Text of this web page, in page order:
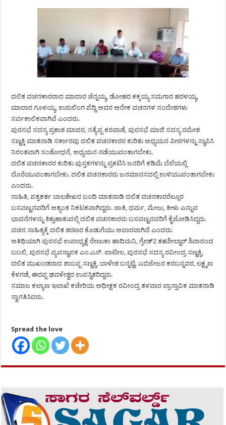
ದಲಿತ ವಚನಕಾರರಾದ ಮಾದಾರ ಚೆನ್ನಯ್ಯ, ಡೋಹರ ಕಕ್ಕಯ್ಯ ಸಮಗಾರ ಹರಳಯ್ಯ,
ಮಾದಾರ ಗೂಳಯ್ಯ, ಉರುಲಿಂಗ ಪೆದ್ದಿ ಅವರ ಅನೇಕ ವಚನಗಳ ಸಂದೇಶಗಳು
ಸರ್ವಕಾಲಿಕವಾಗಿವೆ ಎಂದರು.
ಪುರಸಭೆ ಸದಸ್ಯ ಪ್ರಕಾಶ ಮಾದರ, ಸತ್ಯೆಪ್ಪ ಕರವಾಡೆ, ಪುರಸಭೆ ಮಾಜಿ ಸದಸ್ಯ ರಮೇಶ
ಸಣ್ಣಕ್ಕಿ ಮಾತನಾಡಿ ಸರ್ಕಾರವು ದಲಿತ ವಚನಕಾರರ ಕುರಿತು ಅಧ್ಯಯನ ಪೀಠಗಳನ್ನು ಸ್ಥಾಪಿಸಿ
ನಿರಂತವಾಗಿ ಸಂಶೋಧನೆ, ಅಧ್ಯಯನ ನಡೆಯುವಂತಾಗಬೇಕು.
ದಲಿತ ವಚನಕಾರರ ಕುರಿತು ಪುಸ್ತಕಗಳನ್ನು ಪ್ರಕಟಿಸಿ ಜನರಿಗೆ ಕಡಿಮೆ ಬೆಲೆಯಲ್ಲಿ
ದೊರೆಯುವಂತಾಗಬೇಕು. ದಲಿತ ವಚನಕಾರರು ಜನಮಾನಸದಲ್ಲಿ ಉಳಿಯುವಂತಾಗಬೇಕು
ಎಂದರು.
ಸಾಹಿತಿ, ಪತ್ರಕರ್ತ ಬಾಲಶೇಖರ ಬಂದಿ ಮಾತನಾಡಿ ದಲಿತ ವಚನಕಾರರೆಲ್ಲೂರ
ಬಸವಣ್ಣನವರಿಗೆ ಅತ್ಯಂತ ನಿಕಟಕವಾಗಿದ್ದರು. ಜಾತಿ, ಧರ್ಮ, ಮೇಲು, ಕೀಳು ಎನ್ನುವ
ಭಾವನೆಗಳನ್ನು ಕಿತ್ತುಹಾಕುವಲ್ಲಿ ದಲಿತ ವಚನಕಾರರು ಬಸವಣ್ಣನವರಿಗೆ ಕೈಜೋಡಿಸಿದ್ದರು.
ವಚನ ಸಾಹಿತ್ಯಕ್ಕೆ ದಲಿತ ಶರಣರ ಕೊಡುಗೆಯು ಅಪಾರವಾಗಿದೆ ಎಂದರು.
ಅತಿಥಿಯಾಗಿ ಪುರಸಭೆ ಉಪಾಧ್ಯಕ್ಷೆ ರೇಣುಕಾ ಹಾದಿಮನಿ, ಗ್ರೇಡ್2 ತಹಶೀಲ್ದಾರ್ ಶಿವಾನಂದ
ಬಬಲಿ, ಪುರಸಭೆ ವ್ಯವಸ್ಥಾಪಕ ಎಂ.ಎಸ್. ಪಾಟೀಲ, ಪುರಸಭೆ ಸದಸ್ಯ ರವೀಂದ್ರ ಸಣ್ಣಕ್ಕಿ,
ದಲಿತ ಮುಖಂಡರಾದ ಶಾಬಪ್ಪ ಸಣ್ಣಕ್ಕಿ, ಬಾಳೇಶ ಬನ್ನಟ್ಟಿ, ಎಬಿಜೇಜರ ಕರಬನ್ನವರ, ಲಕ್ಷ್ಮಣ
ಕೆಳಗಡೆ, ಈರಪ್ಪ ಢವಳೇಶ್ವರ ಉಪಸ್ಥಿತರಿದ್ದರು.
ಸಮಾಜ ಕಲ್ಯಾಣ ಇಲಾಖೆ ಕಚೇರಿಯ ಅಧೀಕ್ಷಕ ರವೀಂದ್ರ ತಳವಾರ ಪ್ರಾಸ್ತಾವಿಕ ಮಾತನಾಡಿ
ಸ್ವಾಗತಿಸಿದರು.
Spread the love